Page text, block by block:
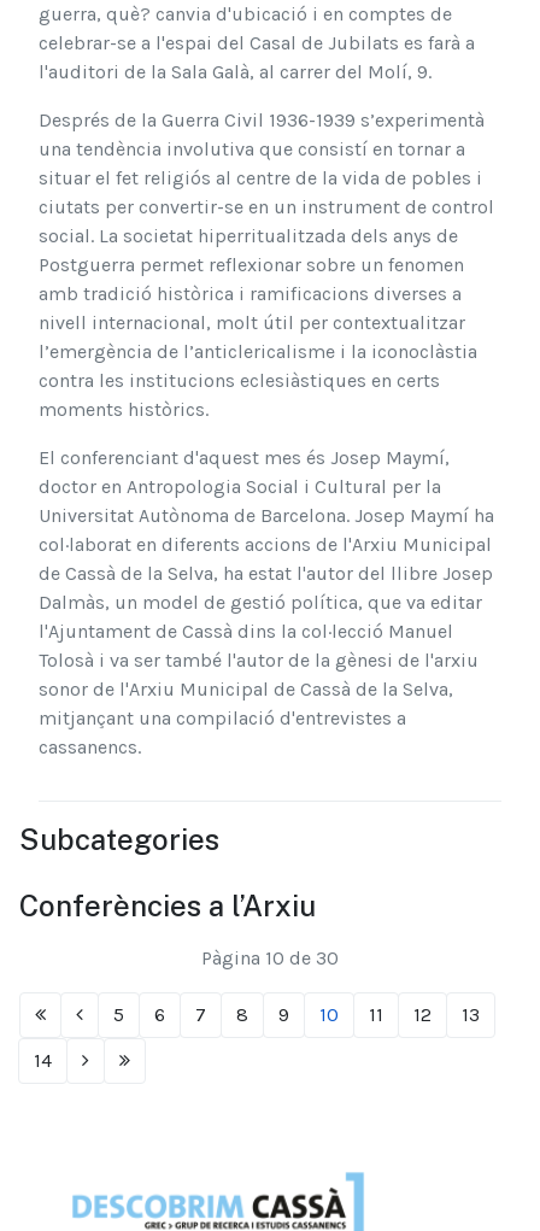
guerra, què? canvia d'ubicació i en comptes de
celebrar-se a l'espai del Casal de Jubilats es farà a
l'auditori de la Sala Galà, al carrer del Molí, 9.
Després de la Guerra Civil 1936-1939 s’experimentà
una tendència involutiva que consistí en tornar a
situar el fet religiós al centre de la vida de pobles i
ciutats per convertir-se en un instrument de control
social. La societat hiperritualitzada dels anys de
Postguerra permet reflexionar sobre un fenomen
amb tradició històrica i ramificacions diverses a
nivell internacional, molt útil per contextualitzar
l’emergència de l’anticlericalisme i la iconoclàstia
contra les institucions eclesiàstiques en certs
moments històrics.
El conferenciant d'aquest mes és Josep Maymí,
doctor en Antropologia Social i Cultural per la
Universitat Autònoma de Barcelona. Josep Maymí ha
col·laborat en diferents accions de l'Arxiu Municipal
de Cassà de la Selva, ha estat l'autor del llibre Josep
Dalmàs, un model de gestió política, que va editar
l'Ajuntament de Cassà dins la col·lecció Manuel
Tolosà i va ser també l'autor de la gènesi de l'arxiu
sonor de l'Arxiu Municipal de Cassà de la Selva,
mitjançant una compilació d'entrevistes a
cassanencs.
Subcategories
Conferències a l’Arxiu
Pàgina 10 de 30
5 6 7 8 9 10 11 12
13
14